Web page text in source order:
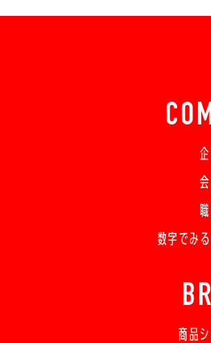
数字でみ
商品